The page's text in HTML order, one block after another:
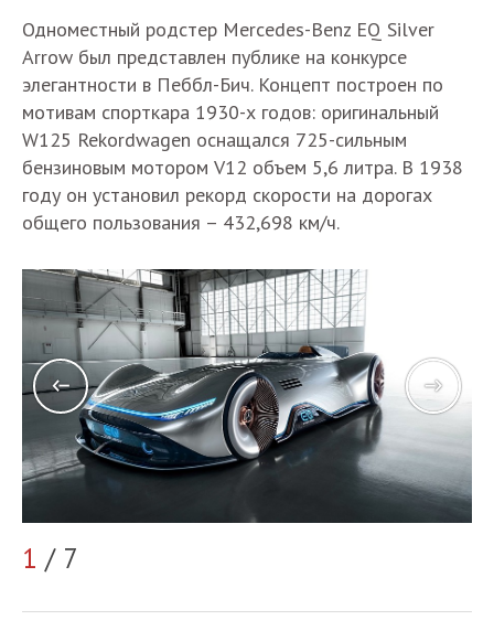
Одноместный родстер Mercedes-Benz EQ Silver
Arrow был представлен публике на конкурсе
элегантности в Пеббл-Бич. Концепт построен по
мотивам спорткара 1930-х годов: оригинальный
W125 Rekordwagen оснащался 725-сильным
бензиновым мотором V12 объем 5,6 литра. В 1938
году он установил рекорд скорости на дорогах
общего пользования – 432,698 км/ч.
1 / 7